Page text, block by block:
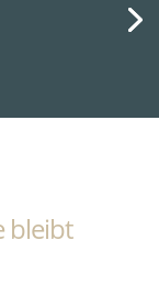
bleibt